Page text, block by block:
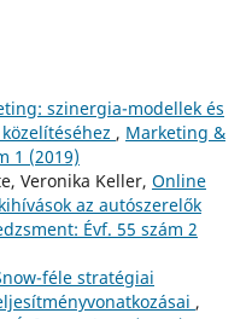
szinergia-modellek és
, Marketing &
1 (2019)
Veronika Keller, Online
az autószerelők
Évf. 55 szám 2
féle stratégiai
,